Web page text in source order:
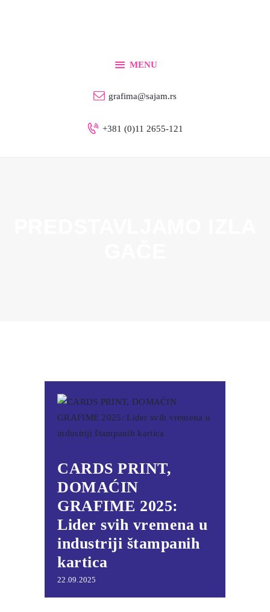
MENU
grafima@sajam.rs
+381 (0)11 2655-121
CARDS PRINT,
DOMAĆIN
GRAFIME 2025:
Lider svih vremena u
industriji štampanih
kartica
22.09.2025